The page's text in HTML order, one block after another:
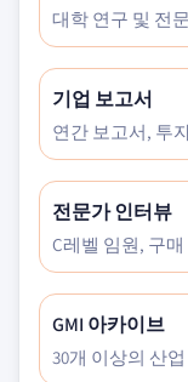
대학 연구 및 전
기업 보고서
연간 보고서, 투
전문가 인터뷰
C레벨 임원, 구
GMI 아카이브
30개 이상의 산